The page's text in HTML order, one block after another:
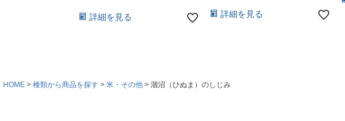
詳細を見る 詳細を見る
HOME 種類から商品を探す 米・その他 涸沼（ひぬま）のしじみ